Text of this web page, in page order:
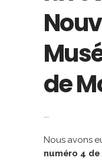
de
Nous avons
numéro 4 de